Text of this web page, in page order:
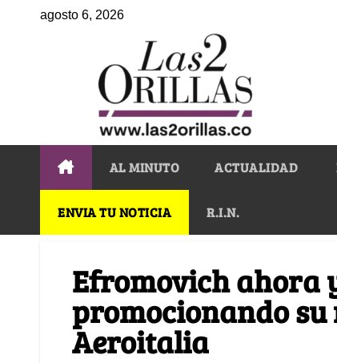
agosto 6, 2026
AL MINUTO ACTUALIDAD
ENVIA TU NOTICIA R.I.N.
Efromovich ahora
promocionando
Aeroitalia